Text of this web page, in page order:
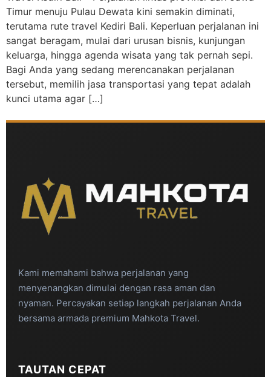
Timur menuju Pulau Dewata kini semakin diminati,
terutama rute travel Kediri Bali. Keperluan perjalanan ini
sangat beragam, mulai dari urusan bisnis, kunjungan
keluarga, hingga agenda wisata yang tak pernah sepi.
Bagi Anda yang sedang merencanakan perjalanan
tersebut, memilih jasa transportasi yang tepat adalah
kunci utama agar […]
Kami memahami bahwa perjalanan yang
menyenangkan dimulai dengan rasa aman dan
nyaman. Percayakan setiap langkah perjalanan Anda
bersama armada premium Mahkota Travel.
TAUTAN CEPAT